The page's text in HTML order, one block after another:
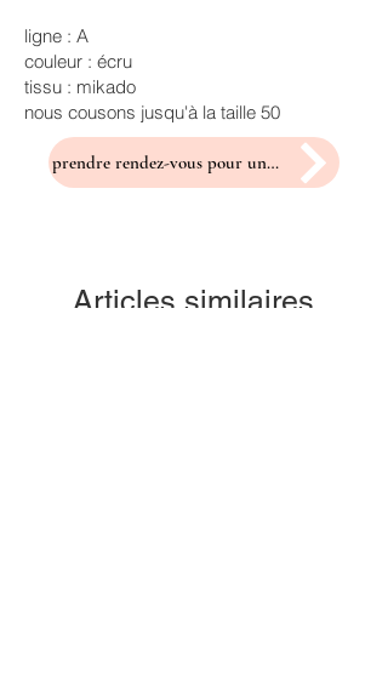
ligne : A
couleur : écru
tissu : mikado
nous cousons jusqu'à la taille 50
prendre rendez-vous pour un essayage
Articles similaires